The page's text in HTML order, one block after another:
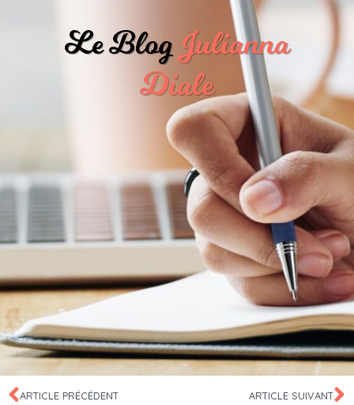
Le BlogJulianna
Diale
ARTICLE PRÉCÉDENT ARTICLE SUIVANT